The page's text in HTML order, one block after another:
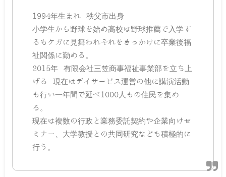
1994年生まれ 秩父市出身
小学生から野球を始め高校は野球推薦で入学す
るもケガに見舞われそれをきっかけに卒業後福
祉関係に勤める。
2015年 有限会社三笠商事福祉事業部を立ち上
げる 現在はデイサービス運営の他に講演活動
も行い一年間で延べ1000人もの住民を集め
る。
現在は複数の行政と業務委託契約や企業向けセ
ミナー、大学教授との共同研究なども積極的に
行う。